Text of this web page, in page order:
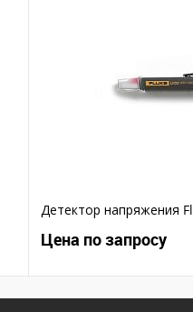
Детектор напряжения
Цена по запросу